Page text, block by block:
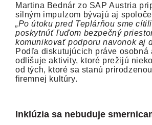
Martina Bednár zo SAP Austria
silným impulzom bývajú aj
„Po útoku pred Teplárňou sme
poskytnúť ľuďom bezpečný
komunikovať podporu navonok aj
Podľa diskutujúcich práve osobná
odlišuje aktivity, ktoré prežijú
od tých, ktoré sa stanú
firemnej kultúry.
Inklúzia sa nebuduje